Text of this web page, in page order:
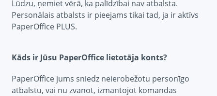
Lūdzu, ņemiet vērā, ka palīdzībai nav atbalsta.
Personālais atbalsts ir pieejams tikai tad, ja ir aktīvs
PaperOffice PLUS.
Kāds ir Jūsu PaperOffice lietotāja konts?
PaperOffice jums sniedz neierobežotu personīgo
atbalstu, vai nu zvanot, izmantojot komandas